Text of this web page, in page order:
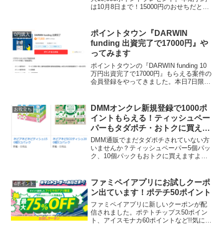
は10月8日まで！15000円のおせちだと実
最安値￥16,200 →5％OFFクー...
0円購入
ポイントタウン『DARWIN
funding 出資完了で17000円』や
ってみます
ポイントタウンの『DARWIN funding 10
万円出資完了で17000円』もらえる案件の
会員登録をやってきました。本日7日限定
プ。ダイヤモンド会員なら1955...
お役立ち
DMMオンクレ新規登録で1000ポ
イントもらえる！ティッシュペー
パーもタダポチ・おトクに買える
♪
DMM通販でまだタダポチされていない方
いませんか？ティッシュペーパー5個パッ
ク、10個パックもおトクに買えますよ
DMMオンクレで会員登録＆SMS認証で
DMMポイント...
dポイント
ファミペイアプリにお試しクーポ
ン出ています！ポテチ50ポイント
ファミペイアプリに新しいクーポンが配
信されました。ポテトチップス50ポイン
ト、アイスモナカ60ポイントなど!!気にな